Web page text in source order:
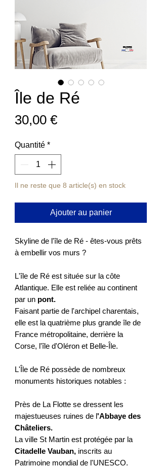
Île de Ré
30,00 €Prix
Quantité *
Il ne reste que 8 article(s) en stock
Ajouter au panier
Skyline de l'île de Ré - êtes-vous prêts
à embellir vos murs ?
L'île de Ré est située sur la côte
Atlantique. Elle est reliée au continent
par un pont.
Faisant partie de l'archipel charentais,
elle est la quatrième plus grande île de
France métropolitaine, derrière la
Corse, l'île d'Oléron et Belle-Île.
L'Île de Ré possède de nombreux
monuments historiques notables :
Près de La Flotte se dressent les
majestueuses ruines de l'Abbaye des
Châteliers.
La ville St Martin est protégée par la
Citadelle Vauban, inscrits au
Patrimoine mondial de l'UNESCO.